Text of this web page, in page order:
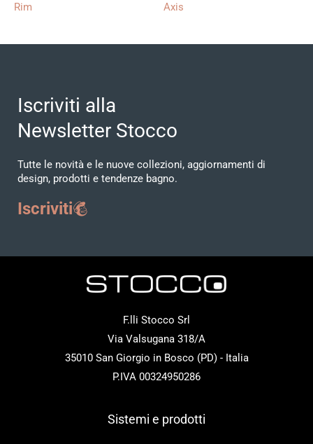
Rim Axis
Iscriviti alla
Newsletter Stocco
Tutte le novità e le nuove collezioni, aggiornamenti di
design, prodotti e tendenze bagno.
Iscriviti
F.lli Stocco Srl
Via Valsugana 318/A
35010 San Giorgio in Bosco (PD) - Italia
P.IVA 00324950286
Sistemi e prodotti